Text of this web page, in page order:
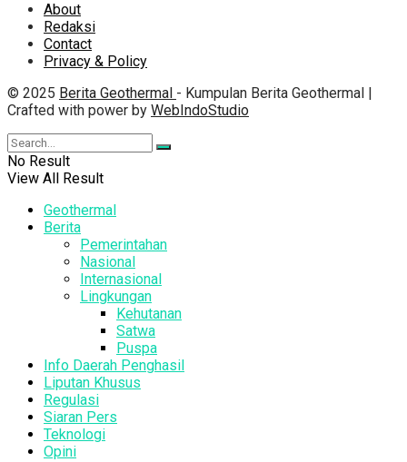
About
Redaksi
Contact
Privacy & Policy
© 2025 Berita Geothermal - Kumpulan Berita Geothermal |
Crafted with power by WebIndoStudio
No Result
View All Result
Geothermal
Berita
Pemerintahan
Nasional
Internasional
Lingkungan
Kehutanan
Satwa
Puspa
Info Daerah Penghasil
Liputan Khusus
Regulasi
Siaran Pers
Teknologi
Opini